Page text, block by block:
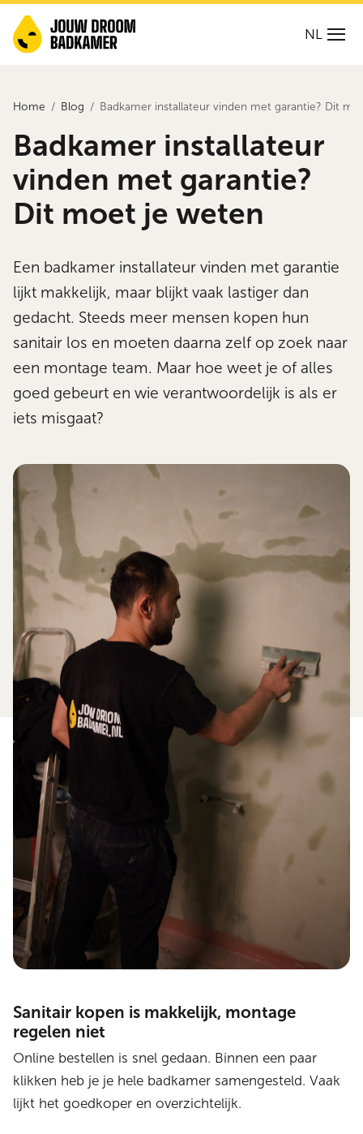
NL
Home Blog Badkamer installateur vinden met garantie? Dit
Badkamer installateur
vinden met garantie?
Dit moet je weten
Een badkamer installateur vinden met garantie
lijkt makkelijk, maar blijkt vaak lastiger dan
gedacht. Steeds meer mensen kopen hun
sanitair los en moeten daarna zelf op zoek naar
een montage team. Maar hoe weet je of alles
goed gebeurt en wie verantwoordelijk is als er
iets misgaat?
Sanitair kopen is makkelijk, montage
regelen niet
Online bestellen is snel gedaan. Binnen een paar
klikken heb je je hele badkamer samengesteld. Vaak
lijkt het goedkoper en overzichtelijk.